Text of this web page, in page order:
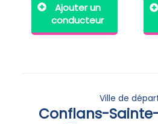
Ajouter un
conducteur
Ville de
Conflans-